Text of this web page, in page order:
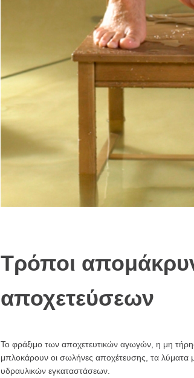
Τρόποι
αποχετεύσεων
Το φράξιμο των αποχετευτικών αγωγών, η μη
μπλοκάρουν οι σωλήνες αποχέτευσης, τα λύματα
υδραυλικών εγκαταστάσεων.